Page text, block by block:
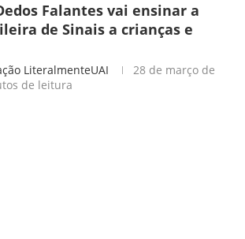
Falantes vai ensinar a
de Sinais a crianças e
LiteralmenteUAI
28 de março de
de leitura